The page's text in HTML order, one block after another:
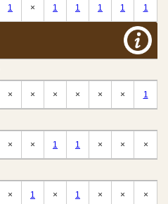
1 × 1 1 1 1 1
× × × × × × 1
× × 1 1 × × ×
× 1 × 1 × × ×